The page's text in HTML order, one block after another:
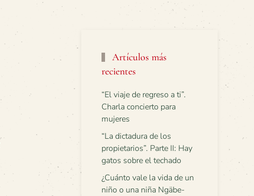
Artículos más
recientes
“El viaje de regreso a ti”.
Charla concierto para
mujeres
“La dictadura de los
propietarios”. Parte II: Hay
gatos sobre el techado
¿Cuánto vale la vida de un
niño o una niña Ngäbe-